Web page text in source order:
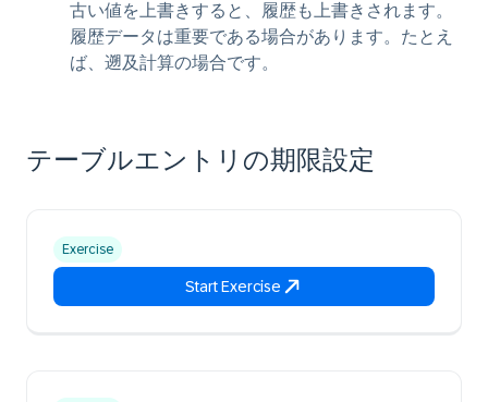
古い値を上書きすると、履歴も上書きされます。
履歴データは重要である場合があります。たとえ
ば、遡及計算の場合です。
テーブルエントリの期限設定
Exercise
Start Exercise